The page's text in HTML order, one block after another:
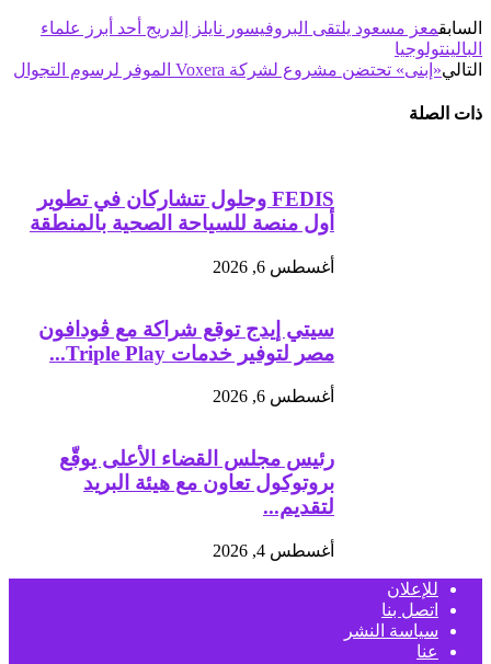
السابقمعز مسعود يلتقى البروفيسور نايلز إلدريج أحد أبرز علماء
البالينتولوجيا
التالي«إبنى» تحتضن مشروع لشركة Voxera الموفر لرسوم التجوال
ذات الصلة
FEDIS وحلول تتشاركان في تطوير
أول منصة للسياحة الصحية بالمنطقة
أغسطس 6, 2026
سيتي إيدج توقع شراكة مع ڤودافون
مصر لتوفير خدمات Triple Play...
أغسطس 6, 2026
رئيس مجلس القضاء الأعلى يوقّع
بروتوكول تعاون مع هيئة البريد
لتقديم...
أغسطس 4, 2026
للإعلان
اتصل بنا
سياسة النشر
عنا